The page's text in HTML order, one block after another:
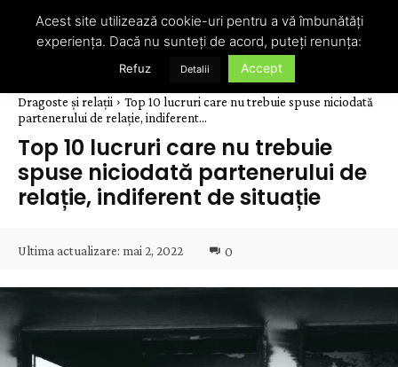
Dragoste și relații
Top 10 lucruri care nu trebuie spuse niciodată
partenerului de relație, indiferent...
Top 10 lucruri care nu trebuie
spuse niciodată partenerului de
relație, indiferent de situație
Ultima actualizare: mai 2, 2022 0
Acest site utilizează cookie-uri pentru a vă îmbunătăți
experiența. Dacă nu sunteți de acord, puteți renunța:
Refuz Detalii Accept